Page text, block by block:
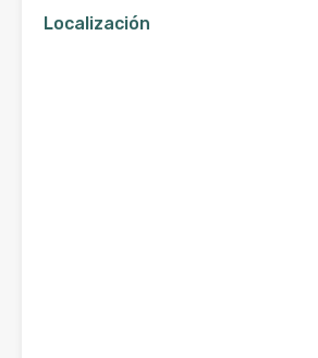
Localización